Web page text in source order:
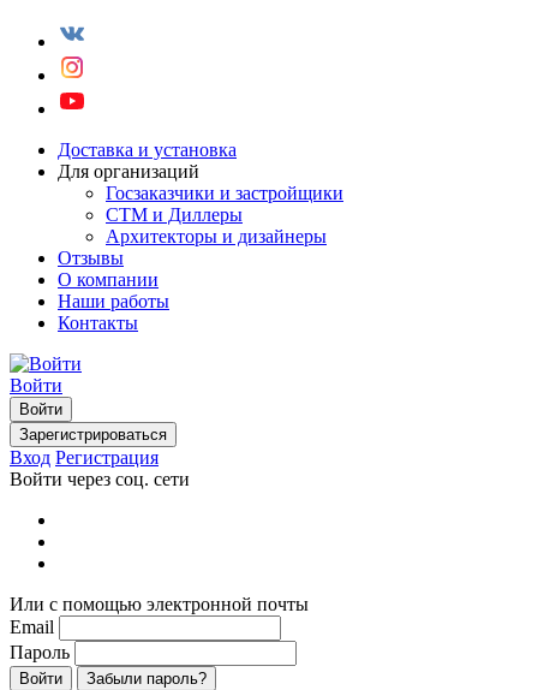
Доставка и установка
Для организаций
Госзаказчики и застройщики
СТМ и Диллеры
Архитекторы и дизайнеры
Отзывы
О компании
Наши работы
Контакты
Войти
Войти
Зарегистрироваться
Вход Регистрация
Войти через соц. сети
Или с помощью электронной почты
Email
Пароль
Войти Забыли пароль?